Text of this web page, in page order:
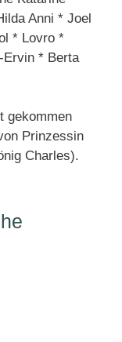
Anni * Joel
* Lovro *
Ervin * Berta
gekommen
Prinzessin
Charles).